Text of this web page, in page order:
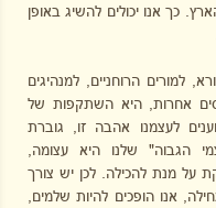
כך אנו יכולים להשיג באופן
למורים הרוחניים, למנהיגים
אחרות, היא השתקפות של
לעצמנו אהבה זו, גוברת
הגבוה" שלנו היא עצומה,
על מנת להכילה. לכן יש צורך
אנו הופכים להיות שלמים,